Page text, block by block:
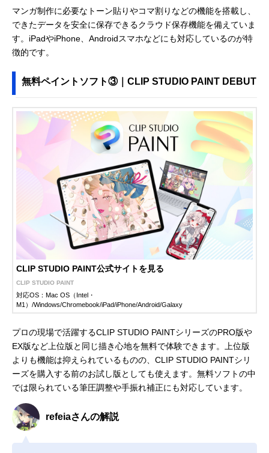
マンガ制作に必要なトーン貼りやコマ割りなどの機能を搭載し、
できたデータを安全に保存できるクラウド保存機能を備えていま
す。iPadやiPhone、Androidスマホなどにも対応しているのが特
徴的です。
無料ペイントソフト③｜CLIP STUDIO PAINT DEBUT
CLIP STUDIO PAINT公式サイトを見る
CLIP STUDIO PAINT
対応OS：Mac OS（Intel・
M1）/Windows/Chromebook/iPad/iPhone/Android/Galaxy
プロの現場で活躍するCLIP STUDIO PAINTシリーズのPRO版や
EX版など上位版と同じ描き心地を無料で体験できます。上位版
よりも機能は抑えられているものの、CLIP STUDIO PAINTシリ
ーズを購入する前のお試し版としても使えます。無料ソフトの中
では限られている筆圧調整や手振れ補正にも対応しています。
refeiaさんの解説